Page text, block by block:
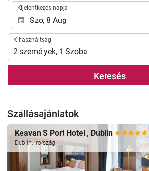
Kijelentkezés napja
Kihasználtság
Kihasználtság
2 személyek, 1 Szoba
Keresés
Szállásajánlatok
Keavan S Port Hotel , Dublin
Dublin, Írország